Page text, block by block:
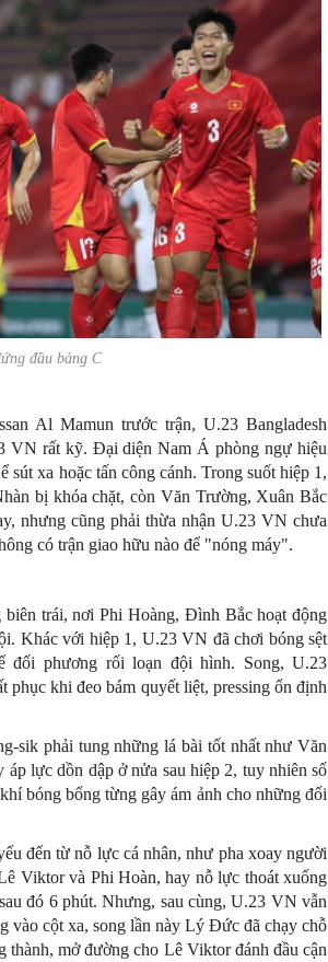
đầu bảng C
Al Mamun trước trận, U.23 Bangladesh
VN rất kỹ. Đại diện Nam Á phòng ngự hiệu
xa hoặc tấn công cánh. Trong suốt hiệp 1,
bị khóa chặt, còn Văn Trường, Xuân Bắc
nhưng cũng phải thừa nhận U.23 VN chưa
có trận giao hữu nào để "nóng máy".
trái, nơi Phi Hoàng, Đình Bắc hoạt động
Khác với hiệp 1, U.23 VN đã chơi bóng sệt
đối phương rối loạn đội hình. Song, U.23
phục khi đeo bám quyết liệt, pressing ổn định
sik phải tung những lá bài tốt nhất như Văn
lực dồn dập ở nửa sau hiệp 2, tuy nhiên số
bóng bổng từng gây ám ảnh cho những đối
đến từ nỗ lực cá nhân, như pha xoay người
Viktor và Phi Hoàn, hay nỗ lực thoát xuống
đó 6 phút. Nhưng, sau cùng, U.23 VN vẫn
vào cột xa, song lần này Lý Đức đã chạy chỗ
thành, mở đường cho Lê Viktor đánh đầu cận